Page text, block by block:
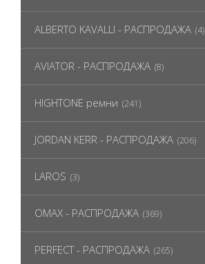
ALBERTO KAVALLI - РАСПРОДАЖА (4)
AVIATOR - РАСПРОДАЖА (8)
HIGHTONE ремни (241)
JORDAN KERR - РАСПРОДАЖА (206)
LAROS (3)
OMAX - РАСПРОДАЖА (369)
PERFECT - РАСПРОДАЖА (265)